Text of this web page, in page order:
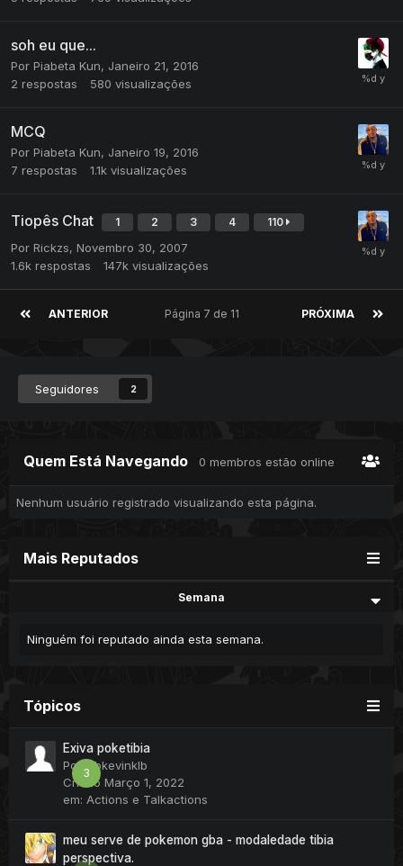
soh eu que...
Por Piabeta Kun, Janeiro 21, 2016
2 respostas 580 visualizações
MCQ
Por Piabeta Kun, Janeiro 19, 2016
7 respostas 1.1k visualizações
Tiopês Chat 1 2 3 4 110
Por Rickzs, Novembro 30, 2007
1.6k respostas 147k visualizações
ANTERIOR PRÓXIMA
Página 7 de 11
Seguidores 2
Quem Está Navegando 0 membros estão online
Nenhum usuário registrado visualizando esta página.
Mais Reputados
Semana
Ninguém foi reputado ainda esta semana.
Tópicos
3
Exiva poketibia
Por
klbkevinklb
Criado Março 1, 2022
em: Actions e Talkactions
meu serve de pokemon gba - modaledade tibia
perspectiva.